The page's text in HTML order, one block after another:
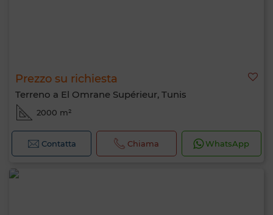
Prezzo su richiesta
Terreno a El Omrane Supérieur, Tunis
2000 m²
Contatta Chiama WhatsApp